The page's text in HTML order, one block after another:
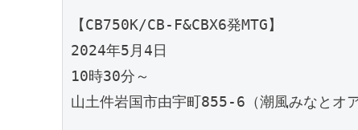
【CB750K/CB-F&CBX6発MTG】
2024年5月4日
10時30分～
山土件岩国市由宇町855-6（潮風みなとオ